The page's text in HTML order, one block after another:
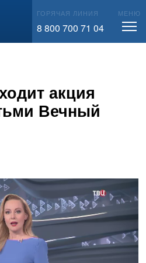
ГОРЯЧАЯ ЛИНИЯ
8 800 700 71 04
МЕНЮ
акция
Вечный